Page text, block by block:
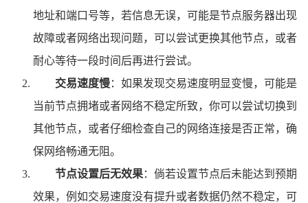
地址和端口号等，若信息无误，可能是节点服务器出现
故障或者网络出现问题，可以尝试更换其他节点，或者
耐心等待一段时间后再进行尝试。
交易速度慢：如果发现交易速度明显变慢，可能是
当前节点拥堵或者网络不稳定所致，你可以尝试切换到
其他节点，或者仔细检查自己的网络连接是否正常，确
保网络畅通无阻。
节点设置后无效果：倘若设置节点后未能达到预期
效果，例如交易速度没有提升或者数据仍然不稳定，可